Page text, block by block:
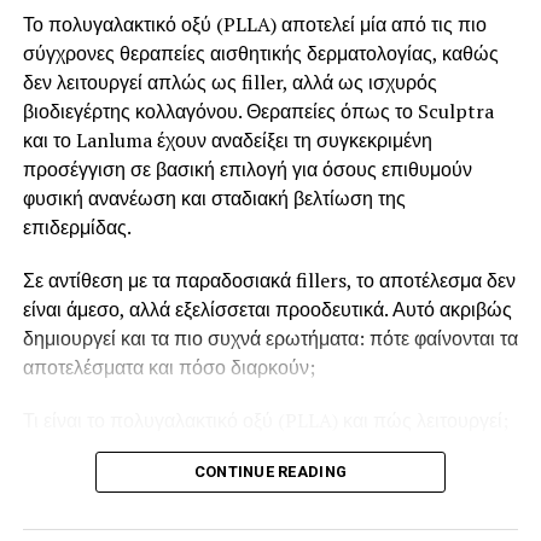
προσφέρει εξειδικευμένη προσέγγιση και φυσικά
αποτελέσματα. Μπορείτε να ενημερωθείτε αναλυτικά για
τη διαδικασία και να κλείσετε το ραντεβού σας μέσω της
σελίδας του.
Το πολυγαλακτικό οξύ (PLLA) αποτελεί μία από τις πιο
σύγχρονες θεραπείες αισθητικής δερματολογίας, καθώς
δεν λειτουργεί απλώς ως filler, αλλά ως ισχυρός
βιοδιεγέρτης κολλαγόνου. Θεραπείες όπως το Sculptra
και το Lanluma έχουν αναδείξει τη συγκεκριμένη
προσέγγιση σε βασική επιλογή για όσους επιθυμούν
φυσική ανανέωση και σταδιακή βελτίωση της
επιδερμίδας.
Σε αντίθεση με τα παραδοσιακά fillers, το αποτέλεσμα δεν
είναι άμεσο, αλλά εξελίσσεται προοδευτικά. Αυτό ακριβώς
δημιουργεί και τα πιο συχνά ερωτήματα: πότε φαίνονται τα
αποτελέσματα και πόσο διαρκούν;
πολυγαλακτικό οξύείναι ένα βιοσυμβατό υλικό που
διεγείροντας τη φυσική παραγωγή κολλαγόνου. Αντί να
CONTINUE READING